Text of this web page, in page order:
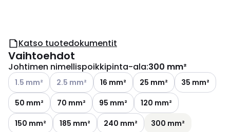
Katso tuotedokumentit
Vaihtoehdot
Johtimen nimellispoikkipinta-ala:300 mm²
Katso käytettävissä olevat vaihtoehdot
1.5 mm² Katso käytettävissä olevat vaihtoehdot
2.5 mm² 16 mm² 25 mm²
35 mm²
50 mm²
70 mm² 95 mm²
120 mm²
150 mm²
185 mm² 240 mm² 300 mm²